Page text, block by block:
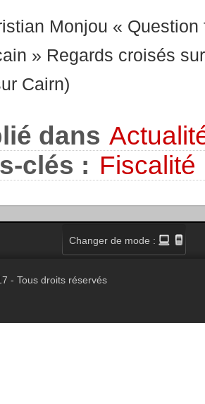
Monjou «
» Regards croisés
Cairn)
dans
clés : Fiscalité
Changer de mode :
- Tous droits réservés